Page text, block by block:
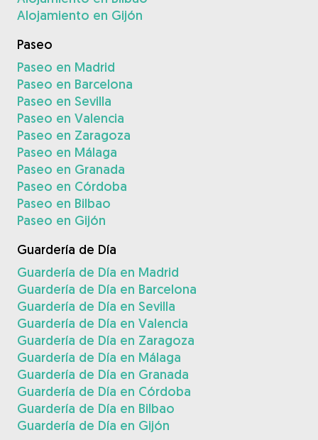
Alojamiento en Gijón
Paseo
Paseo en Madrid
Paseo en Barcelona
Paseo en Sevilla
Paseo en Valencia
Paseo en Zaragoza
Paseo en Málaga
Paseo en Granada
Paseo en Córdoba
Paseo en Bilbao
Paseo en Gijón
Guardería de Día
Guardería de Día en Madrid
Guardería de Día en Barcelona
Guardería de Día en Sevilla
Guardería de Día en Valencia
Guardería de Día en Zaragoza
Guardería de Día en Málaga
Guardería de Día en Granada
Guardería de Día en Córdoba
Guardería de Día en Bilbao
Guardería de Día en Gijón